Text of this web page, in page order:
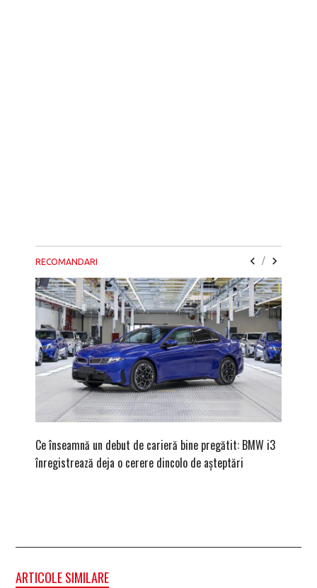
RECOMANDARI /
Ce înseamnă un debut de carieră bine pregătit: BMW i3
înregistrează deja o cerere dincolo de așteptări
ARTICOLE SIMILARE